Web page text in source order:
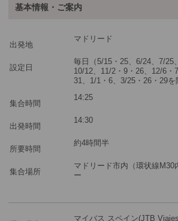
ツアーコード
※料金：大人・子供2歳以上共通
基本情報・ご案内
出発地
マドリード
設定日
毎日（5/15・25、6/24、7/25
10/12、11/2・9・26、12/6・
31、1/1・6、3/25・26・29を
集合時間
14:25
出発時間
14:30
所要時間
約4時間半
集合場所
マドリード市内（環状線
ー
マイバス スペイン(JTB